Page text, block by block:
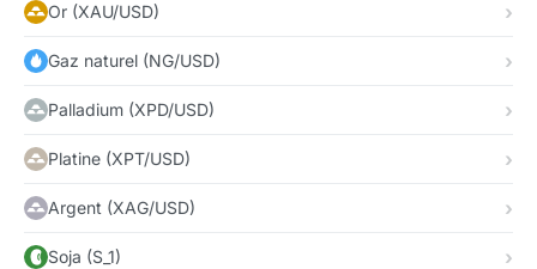
Or (XAU/USD)
Gaz naturel (NG/USD)
Palladium (XPD/USD)
Platine (XPT/USD)
Argent (XAG/USD)
Soja (S_1)